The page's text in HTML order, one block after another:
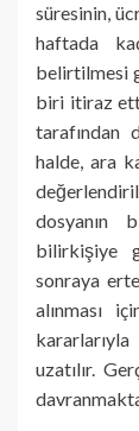
süresinin,
haftada
belirtilmesi
biri itiraz
tarafından
halde, ara
dosyanın
bilirkişiye
sonraya
alınması
uzatılır.